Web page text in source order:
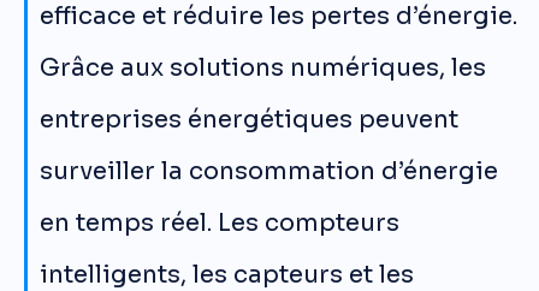
efficace et réduire les pertes d’énergie.
Grâce aux solutions numériques, les
entreprises énergétiques peuvent
surveiller la consommation d’énergie
en temps réel. Les compteurs
intelligents, les capteurs et les